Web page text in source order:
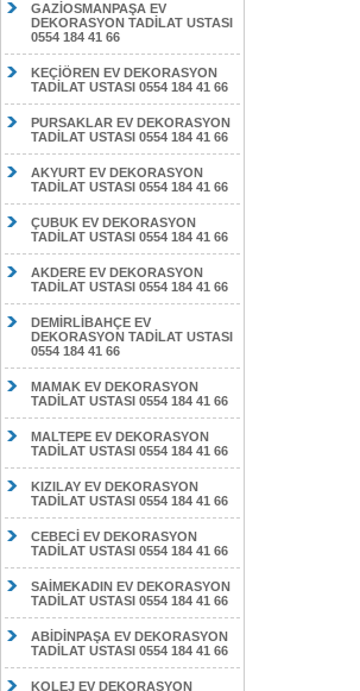
GAZİOSMANPAŞA EV
DEKORASYON TADİLAT USTASI
0554 184 41 66
KEÇİÖREN EV DEKORASYON
TADİLAT USTASI 0554 184 41 66
PURSAKLAR EV DEKORASYON
TADİLAT USTASI 0554 184 41 66
AKYURT EV DEKORASYON
TADİLAT USTASI 0554 184 41 66
ÇUBUK EV DEKORASYON
TADİLAT USTASI 0554 184 41 66
AKDERE EV DEKORASYON
TADİLAT USTASI 0554 184 41 66
DEMİRLİBAHÇE EV
DEKORASYON TADİLAT USTASI
0554 184 41 66
MAMAK EV DEKORASYON
TADİLAT USTASI 0554 184 41 66
MALTEPE EV DEKORASYON
TADİLAT USTASI 0554 184 41 66
KIZILAY EV DEKORASYON
TADİLAT USTASI 0554 184 41 66
CEBECİ EV DEKORASYON
TADİLAT USTASI 0554 184 41 66
SAİMEKADIN EV DEKORASYON
TADİLAT USTASI 0554 184 41 66
ABİDİNPAŞA EV DEKORASYON
TADİLAT USTASI 0554 184 41 66
KOLEJ EV DEKORASYON